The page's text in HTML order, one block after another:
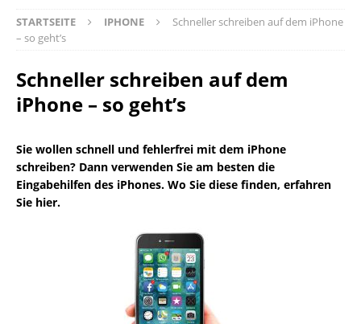
STARTSEITE IPHONE
Schneller schreiben auf dem iPhone
– so geht’s
Schneller schreiben auf dem
iPhone – so geht’s
Sie wollen schnell und fehlerfrei mit dem iPhone
schreiben? Dann verwenden Sie am besten die
Eingabehilfen des iPhones. Wo Sie diese finden, erfahren
Sie hier.